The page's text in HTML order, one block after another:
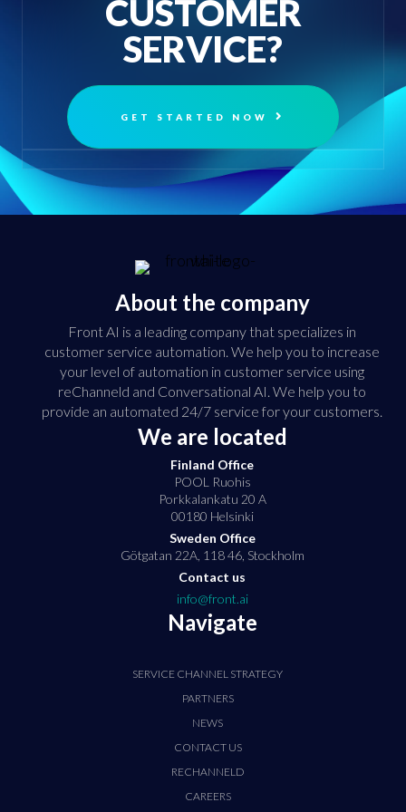
CUSTOMER
SERVICE?
GET STARTED NOW
About the company
Front AI is a leading company that specializes in
customer service automation. We help you to increase
your level of automation in customer service using
reChanneld and Conversational AI. We help you to
provide an automated 24/7 service for your customers.
We are located
Finland Office
POOL Ruohis
Porkkalankatu 20 A
00180 Helsinki
Sweden Office
Götgatan 22A, 118 46, Stockholm
Contact us
info@front.ai
Navigate
SERVICE CHANNEL STRATEGY
PARTNERS
NEWS
CONTACT US
RECHANNELD
CAREERS